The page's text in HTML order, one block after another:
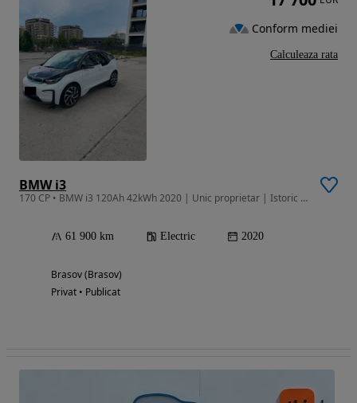
BMW i3
170 CP • BMW i3 120Ah 42kWh 2020 | Unic proprietar | Istoric BMW |Pompă căldură
61 900 km Electric 2020
Brasov (Brasov)
Privat • Publicat
Conform mediei
Calculeaza rata